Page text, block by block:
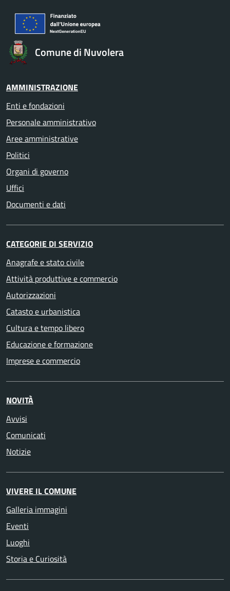
Comune di Nuvolera
AMMINISTRAZIONE
Enti e fondazioni
Personale amministrativo
Aree amministrative
Politici
Organi di governo
Uffici
Documenti e dati
CATEGORIE DI SERVIZIO
Anagrafe e stato civile
Attività produttive e commercio
Autorizzazioni
Catasto e urbanistica
Cultura e tempo libero
Educazione e formazione
Imprese e commercio
NOVITÀ
Avvisi
Comunicati
Notizie
VIVERE IL COMUNE
Galleria immagini
Eventi
Luoghi
Storia e Curiosità